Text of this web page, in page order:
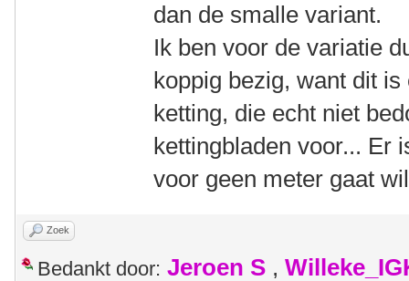
dan de smalle variant.
Ik ben voor de variatie
koppig bezig, want dit
ketting, die echt niet
kettingbladen voor... Er
voor geen meter gaat
Zoek
Bedankt door: Jeroen S ,